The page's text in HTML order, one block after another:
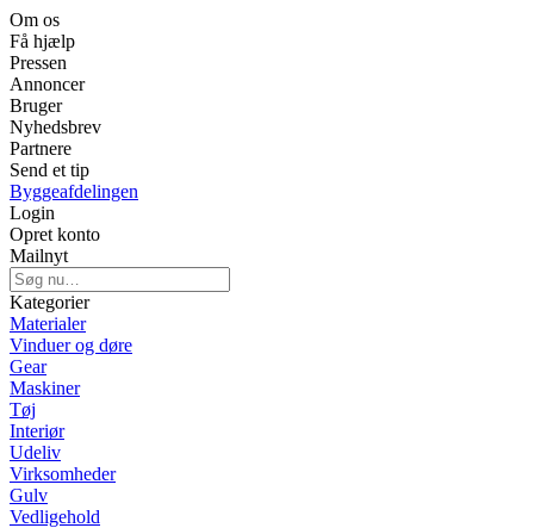
Om os
Få hjælp
Pressen
Annoncer
Bruger
Nyhedsbrev
Partnere
Send et tip
Byggeafdelingen
Login
Opret konto
Mailnyt
Kategorier
Materialer
Vinduer og døre
Gear
Maskiner
Tøj
Interiør
Udeliv
Virksomheder
Gulv
Vedligehold